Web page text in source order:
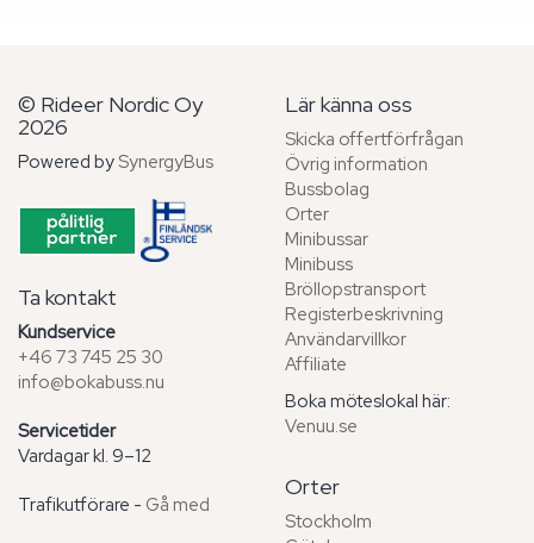
© Rideer Nordic Oy
2026
Powered by SynergyBus
Ta kontakt
Kundservice
+46 73 745 25 30
info@bokabuss.nu
Servicetider
Vardagar kl. 9–12
Trafikutförare - Gå med
Lär känna oss
Skicka offertförfrågan
Övrig information
Bussbolag
Orter
Minibussar
Minibuss
Bröllopstransport
Registerbeskrivning
Användarvillkor
Affiliate
Boka möteslokal här:
Venuu.se
Orter
Stockholm